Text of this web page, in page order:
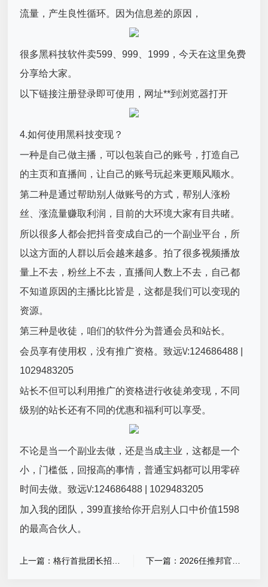
流量，产生良性循环。因为信息差的原因，
很多黑科技软件卖599、999、1999，今天在这里免费
分享给大家。
以下链接注册登录即可使用，网址**到浏览器打开
4.如何使用黑科技变现？
一种是自己做主播，可以包装自己的账号，打造自己
的主页和直播间，让自己的账号玩起来更顺风顺水。
第二种是通过帮助别人做账号的方式，帮别人涨粉
丝、涨流量赚取利润，目前的大环境大家有目共睹。
所以很多人都会把抖音变成自己的一个副业平台，所
以这方面的人群以后会越来越多。拍了很多视频播放
量上不去，粉丝上不去，直播间人数上不去，自己都
不知道原因的主播比比皆是，这都是我们可以变现的
资源。
第三种是收徒，咱们的软件分为普通会员和站长。
会员享有使用权，没有推广资格。致远\/:124686488 |
1029483205
站长不但可以利用推广的资格进行收徒弟变现，不同
级别的站长还有不同的优惠和福利可以享受。
不论是当一个副业去做，还是当成主业，这都是一个
小，门槛低，回报高的事情，普通宝妈都可以用零碎
时间去做。致远\/:124686488 | 1029483205
加入我的团队，399直接给你开启别人口中价值1598
的最高合伙人。